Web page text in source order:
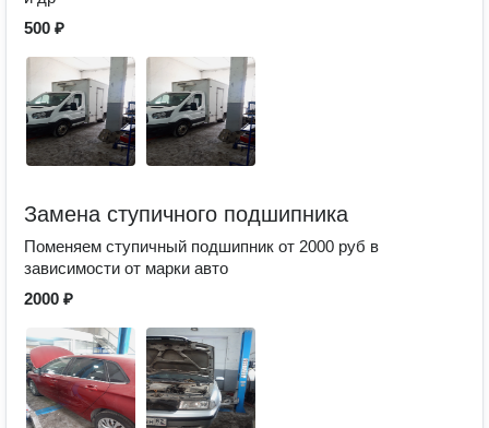
500 ₽
Замена ступичного подшипника
Поменяем ступичный подшипник от 2000 руб в
зависимости от марки авто
2000 ₽